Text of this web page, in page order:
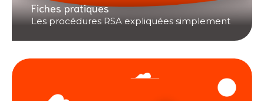
Fiches pratiques
Les procédures RSA expliquées simplement